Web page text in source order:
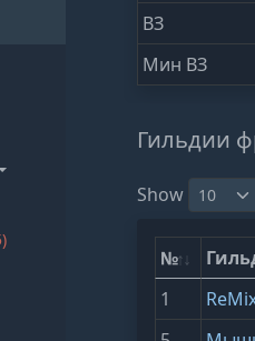
ВЗ
Мин ВЗ
Гильдии
Show
№
1